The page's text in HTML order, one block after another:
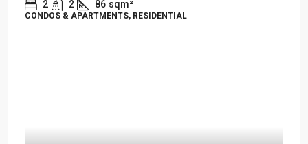
2 2 86 sqm²
CONDOS & APARTMENTS, RESIDENTIAL